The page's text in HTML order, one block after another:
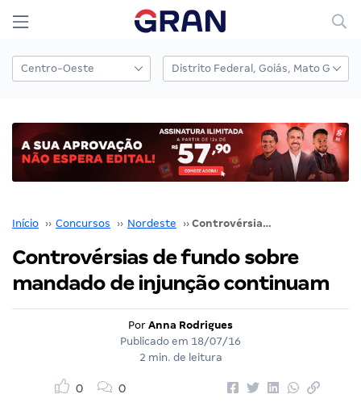
Início ›› Concursos ›› Nordeste ›› Controvérsias de fundo sobre mandado de injunção continuam
Controvérsias de fundo sobre
mandado de injunção continuam
Por Anna Rodrigues
Publicado em 18/07/16
2 min. de leitura
0 0